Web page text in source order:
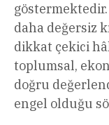
daha değersiz
dikkat çekici
toplumsal,
doğru
engel olduğu